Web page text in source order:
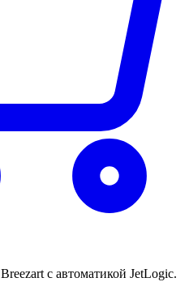
с автоматикой JetLogic.